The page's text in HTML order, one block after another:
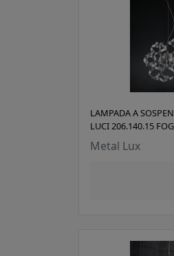
LAMPADA A
LUCI 206.140.15
Metal Lux